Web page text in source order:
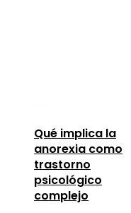
Qué implica la
anorexia como
trastorno
psicológico
complejo